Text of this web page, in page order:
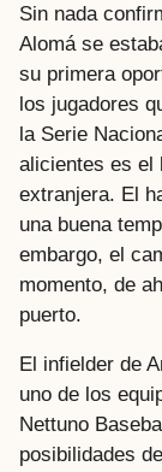
Sin nada
Alomá se
su primera
los jugadores
la Serie
alicientes es el
extranjera. El
una buena
embargo, el
momento, de
puerto.
El infielder de
uno de los
Nettuno
posibilidades